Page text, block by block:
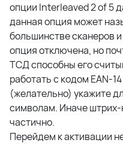
опции Interleaved 2 of 5
данная опция может
большинстве сканеров
опция отключена, но
ТСД способны его
работать с кодом EAN-
(желательно) укажите
символам. Иначе
частично.
Перейдем к активации